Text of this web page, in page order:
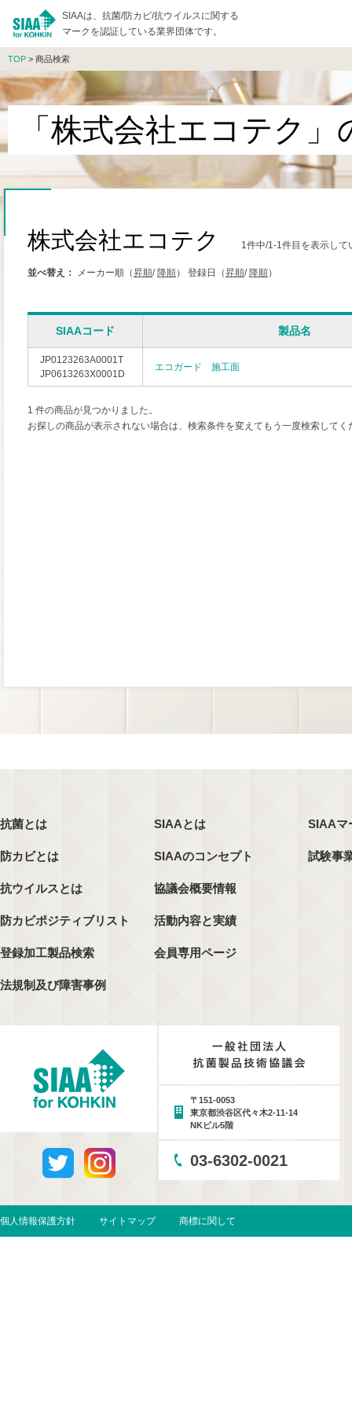
SIAAは、抗菌/防カビ/抗ウイルスに関する
マークを認証している業界団体です。
TOP > 商品検索
「株式会社エコテク
株式会社エコテク 1件中/1-1件目を表示して
並べ替え： メーカー順（昇順/ 降順） 登録日（昇順/ 降順）
SIAAコード 製品名
JP0123263A0001T
JP0613263X0001D
エコガード 施工面
1 件の商品が見つかりました。
お探しの商品が表示されない場合は、検索条件を変えてもう一度検索してく
抗菌とは
防カビとは
抗ウイルスとは
防カビポジティブリスト
登録加工製品検索
法規制及び障害事例
SIAAとは
SIAAのコンセプト
協議会概要情報
活動内容と実績
会員専用ページ
SIAAマ
試験事
〒151-0053
東京都渋谷区代々木2-11-14
NKビル5階
03-6302-0021
個人情報保護方針 サイトマップ 商標に関して